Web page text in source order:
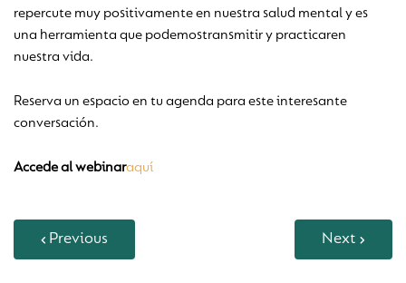
repercute muy positivamente en nuestra salud mental y es
una herramienta que podemostransmitir y practicaren
nuestra vida.
Reserva un espacio en tu agenda para este interesante
conversación.
Accede al webinaraquí­
Previous Next